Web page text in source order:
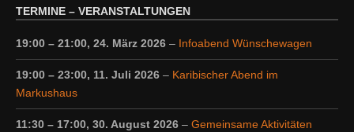
TERMINE – VERANSTALTUNGEN
19:00 – 21:00, 24. März 2026 – Infoabend Wünschewagen
19:00 – 23:00, 11. Juli 2026 – Karibischer Abend im
Markushaus
11:30 – 17:00, 30. August 2026 – Gemeinsame Aktivitäten